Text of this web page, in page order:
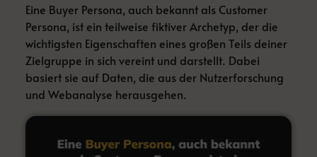
Eine Buyer Persona, auch bekannt als Customer
Persona, ist ein teilweise fiktiver Archetyp, der die
wichtigsten Eigenschaften eines großen Teils deiner
Zielgruppe in sich vereint und darstellt. Dabei
basiert sie auf Daten, die aus der Nutzerforschung
und Webanalyse herausgehen.